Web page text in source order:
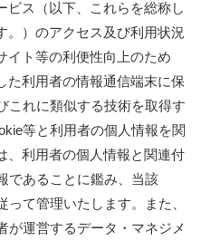
ビス（以下、これらを総称し
。）のアクセス及び利用状況
イト等の利便性向上のため
た利用者の情報通信端末に保
これに類似する技術を取得す
等と利用者の個人情報を関
、利用者の個人情報と関連付
であることに鑑み、当該
て管理いたします。また、
が運営するデータ・マネジメ